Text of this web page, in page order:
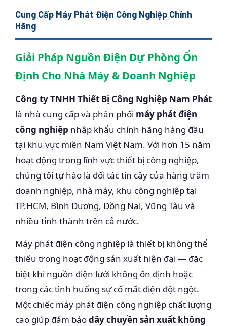
Cung Cấp Máy Phát Điện Công Nghiệp Chính
Hãng
Giải Pháp Nguồn Điện Dự Phòng Ổn
Định Cho Nhà Máy & Doanh Nghiệp
Công ty TNHH Thiết Bị Công Nghiệp Nam Phát
là nhà cung cấp và phân phối máy phát điện
công nghiệp nhập khẩu chính hãng hàng đầu
tại khu vực miền Nam Việt Nam. Với hơn 15 năm
hoạt động trong lĩnh vực thiết bị công nghiệp,
chúng tôi tự hào là đối tác tin cậy của hàng trăm
doanh nghiệp, nhà máy, khu công nghiệp tại
TP.HCM, Bình Dương, Đồng Nai, Vũng Tàu và
nhiều tỉnh thành trên cả nước.
Máy phát điện công nghiệp là thiết bị không thể
thiếu trong hoạt động sản xuất hiện đại — đặc
biệt khi nguồn điện lưới không ổn định hoặc
trong các tình huống sự cố mất điện đột ngột.
Một chiếc máy phát điện công nghiệp chất lượng
cao giúp đảm bảodây chuyền sản xuất không